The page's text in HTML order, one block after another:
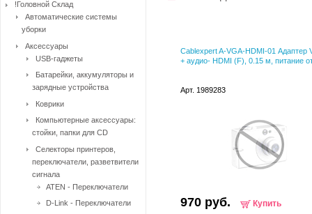
Cablexpert A-VGA-HDMI-01 Адаптер
+ аудио- HDMI (F), 0.15 м, питание
Арт. 1989283
970 руб. Купить
!Головной Склад
Автоматические системы
уборки
Аксессуары
USB-гаджеты
Батарейки, аккумуляторы и
зарядные устройства
Коврики
Компьютерные аксессуары:
стойки, папки для CD
Селекторы принтеров,
переключатели, разветвители
сигнала
ATEN - Переключатели
D-Link - Переключатели